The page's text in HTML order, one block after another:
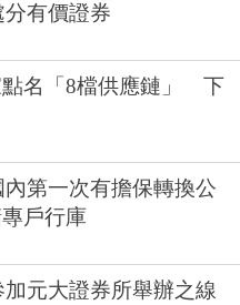
有價證券
點名「8檔供應鏈」 下
第一次有擔保轉換公
戶行庫
元大證券所舉辦之線